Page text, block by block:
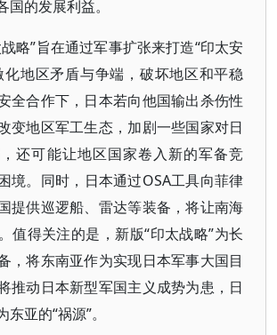
的发展利益。
略”旨在通过军事扩张来打造“印太安
化地区矛盾与争端，破坏地区和平稳
全合作下，日本若向他国输出杀伤性
变地区军工生态，加剧一些国家对日
还可能让地区国家卷入新的军备竞
境。同时，日本通过OSA工具向菲律
提供巡逻船、雷达等装备，将让南海
值得关注的是，新版“印太战略”为长
，将东南亚作为实现日本军事大国目
推动日本新型军国主义成势为患，日
亚的“祸源”。